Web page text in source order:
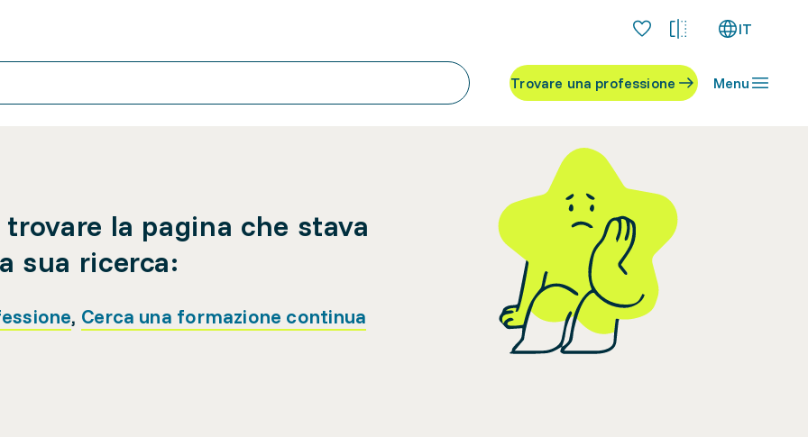
IT
Trovare una professione Menu
la pagina che stava
sua ricerca:
, Cerca una formazione continua